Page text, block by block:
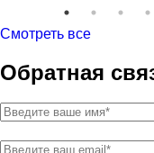
Смотреть все
Обратная